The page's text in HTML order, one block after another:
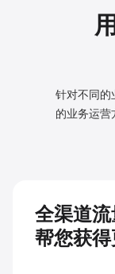
针对不同的
的业务运营
全渠道
帮您获